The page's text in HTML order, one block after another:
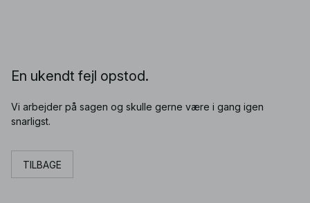
En ukendt fejl opstod.
Vi arbejder på sagen og skulle gerne være i gang igen
snarligst.
TILBAGE